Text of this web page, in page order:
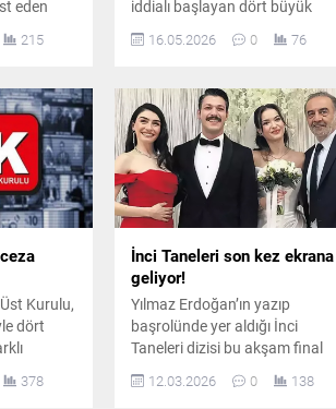
eden
önemli
215
iddialı başlayan dört büyük
Beklenen izlenme oranlarına
maliyetleri karşılayamayan
diziler için yayıncı kanallar ardı
ardına final kararı aldı.
16.05.2026 0 76
Kurulu,
dört
378
İnci Taneleri son kez ekrana
geliyor!
Yılmaz Erdoğan’ın yazıp
başrolünde yer aldığı İnci
Taneleri dizisi bu akşam final
yaparak ekran yolculuğunu
tamamlıyor. Üç sezon süren
12.03.2026 0 138